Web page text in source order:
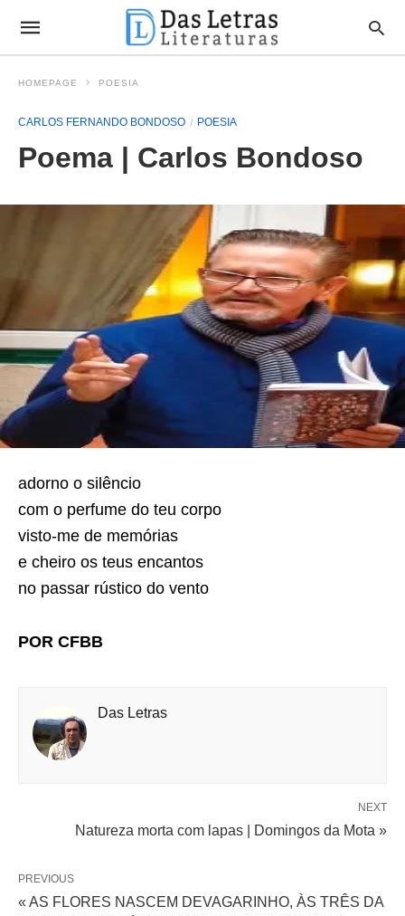
HOMEPAGE POESIA
CARLOS FERNANDO BONDOSO POESIA
Poema | Carlos Bondoso
adorno o silêncio
com o perfume do teu corpo
visto-me de memórias
e cheiro os teus encantos
no passar rústico do vento
POR CFBB
Das Letras
NEXT
Natureza morta com lapas | Domingos da Mota »
PREVIOUS
« AS FLORES NASCEM DEVAGARINHO, ÀS TRÊS DA